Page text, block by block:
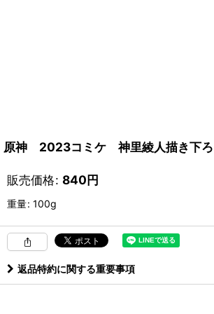
原神 2023コミケ 神里綾人描き下
販売価格: 840円
重量: 100g
返品特約に関する重要事項